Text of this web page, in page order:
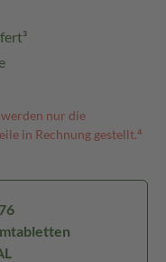
werden nur die
in Rechnung gestellt.⁴